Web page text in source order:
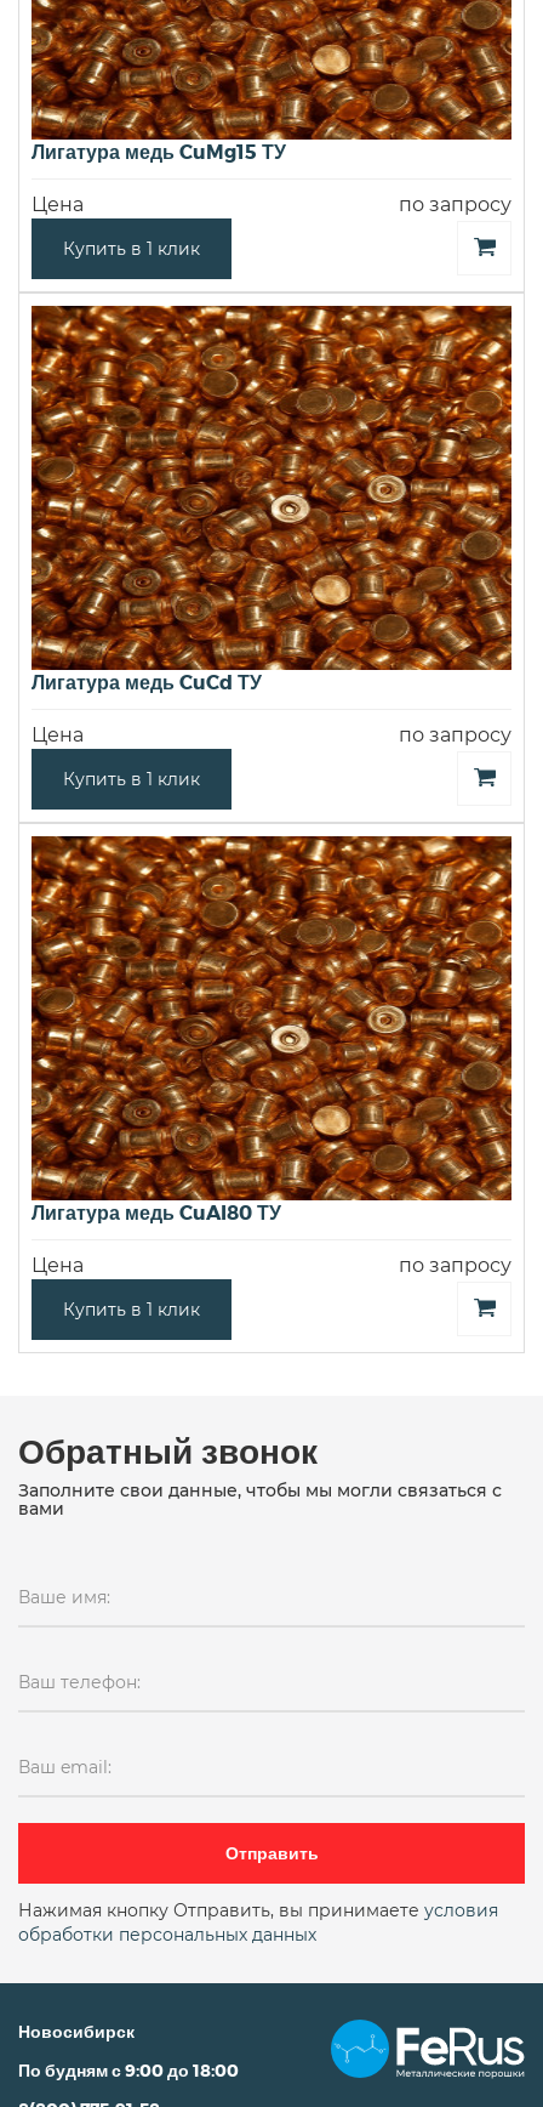
Лигатура медь CuMg15 ТУ
Цена по запросу
Купить в 1 клик
Лигатура медь CuCd ТУ
Цена по запросу
Купить в 1 клик
Лигатура медь CuAl80 ТУ
Цена по запросу
Купить в 1 клик
Обратный звонок
Заполните свои данные, чтобы мы могли связаться с
вами
Ваше имя:
Ваш телефон:
Ваш email:
Отправить
Нажимая кнопку Отправить, вы принимаете условия
обработки персональных данных
Новосибирск
По будням с 9:00 до 18:00